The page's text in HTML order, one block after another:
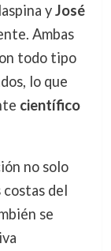
yJosé
Ambas
todo tipo
lo que
científico
no solo
costas del
se